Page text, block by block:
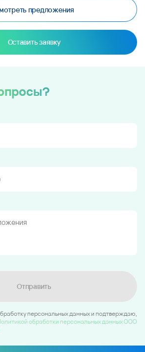
предложения
Оставить заявку
Отправить
персональных данных и подтверждаю,
обработки персональных данных ООО